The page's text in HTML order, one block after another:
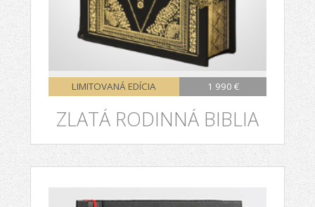
LIMITOVANÁ EDÍCIA 1 990 €
ZLATÁ RODINNÁ BIBLIA